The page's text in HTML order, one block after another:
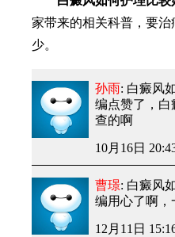
家带来的相关科普，要
少。
孙雨: 白癜风
编点赞了，白
查的啊
10月16日
曹璟: 白癜风
编用心了啊，
12月11日